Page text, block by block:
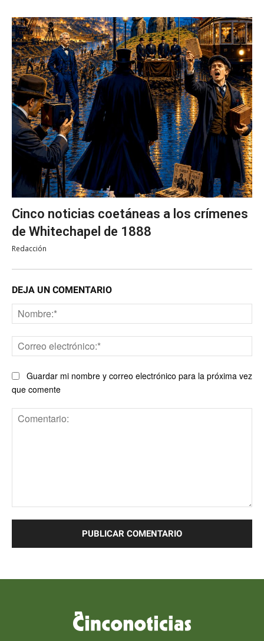
Cinco noticias coetáneas a los crímenes
de Whitechapel de 1888
Redacción
DEJA UN COMENTARIO
Guardar mi nombre y correo electrónico para la próxima vez
que comente